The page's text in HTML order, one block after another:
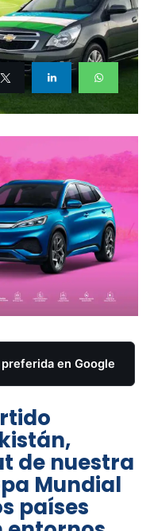
en Google
de nuestra
Mundial
países